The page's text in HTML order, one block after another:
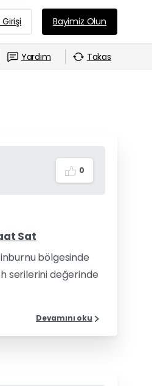
Bayimiz Olun
Yardım Takas
0
Sat
bölgesinde
serilerini değerinde
Devamını oku